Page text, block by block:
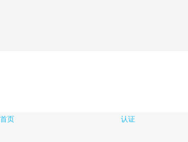
首页 认证